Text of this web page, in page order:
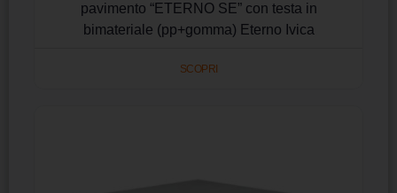
pavimento “ETERNO SE” con testa in
bimateriale (pp+gomma) Eterno Ivica
SCOPRI